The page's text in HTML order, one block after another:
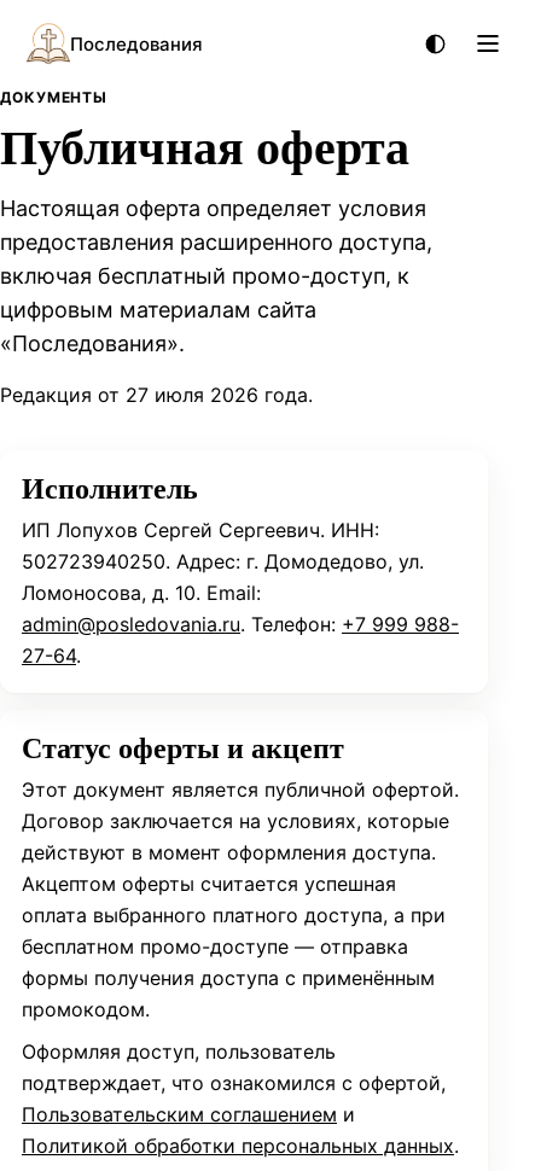
Последования
ДОКУМЕНТЫ
Публичная оферта
Настоящая оферта определяет условия
предоставления расширенного доступа,
включая бесплатный промо-доступ, к
цифровым материалам сайта
«Последования».
Редакция от 27 июля 2026 года.
Исполнитель
ИП Лопухов Сергей Сергеевич. ИНН:
502723940250. Адрес: г. Домодедово, ул.
Ломоносова, д. 10. Email:
admin@posledovania.ru. Телефон: +7 999 988-
27-64.
Статус оферты и акцепт
Этот документ является публичной офертой.
Договор заключается на условиях, которые
действуют в момент оформления доступа.
Акцептом оферты считается успешная
оплата выбранного платного доступа, а при
бесплатном промо-доступе — отправка
формы получения доступа с применённым
промокодом.
Оформляя доступ, пользователь
подтверждает, что ознакомился с офертой,
Пользовательским соглашением и
Политикой обработки персональных данных.